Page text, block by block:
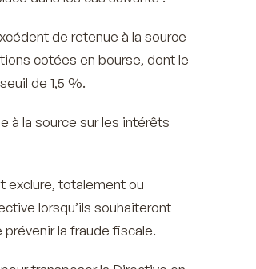
de retenue à la source
cotées en bourse, dont le
de 1,5 %.
à la source sur les intérêts
exclure, totalement ou
lorsqu’ils souhaiteront
la fraude fiscale.